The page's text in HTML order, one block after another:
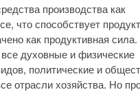
производства как
что способствует
как продуктивная
духовные и физические
политические и
отрасли хозяйства. Но